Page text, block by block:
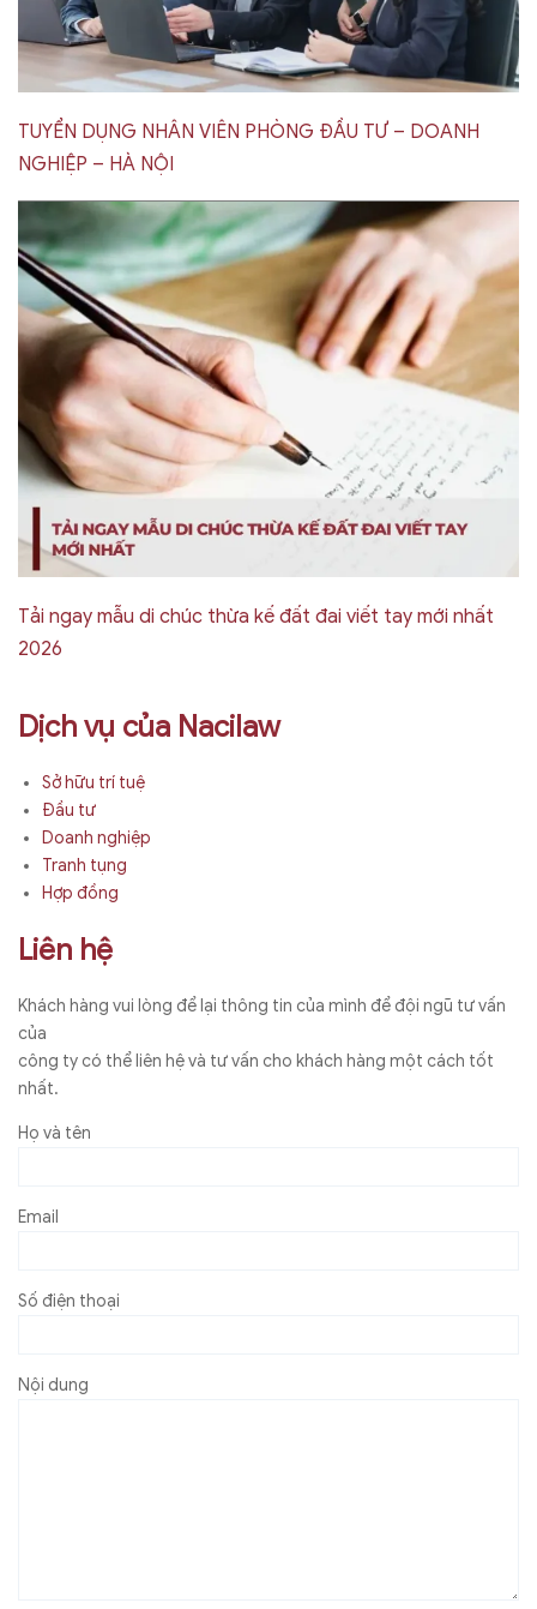
TUYỂN DỤNG NHÂN VIÊN PHÒNG ĐẦU TƯ – DOANH
NGHIỆP – HÀ NỘI
Tải ngay mẫu di chúc thừa kế đất đai viết tay mới nhất
2026
Dịch vụ của Nacilaw
Sở hữu trí tuệ
Đầu tư
Doanh nghiệp
Tranh tụng
Hợp đồng
Liên hệ
Khách hàng vui lòng để lại thông tin của mình để đội ngũ tư vấn
của
công ty có thể liên hệ và tư vấn cho khách hàng một cách tốt
nhất.
Họ và tên
Email
Số điện thoại
Nội dung